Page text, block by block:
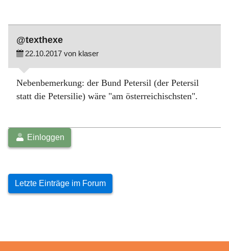
@texthexe
22.10.2017 von klaser
Nebenbemerkung: der Bund Petersil (der Petersil
statt die Petersilie) wäre "am österreichischsten".
Einloggen
Letzte Einträge im Forum